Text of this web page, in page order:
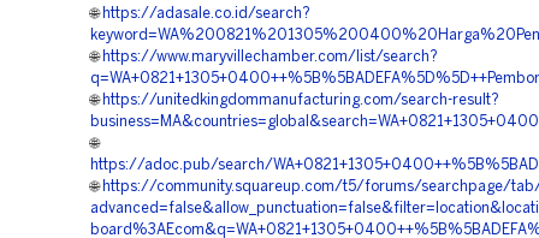
🌐 https://adasale.co.id/search?
🌐 https://www.maryvillechamber.com/list/search?
🌐 https://unitedkingdommanufacturing.com/search-result?
🌐
https://adoc.pub/search/
🌐 https://community.squareup.com/t5/forums/searchpage/